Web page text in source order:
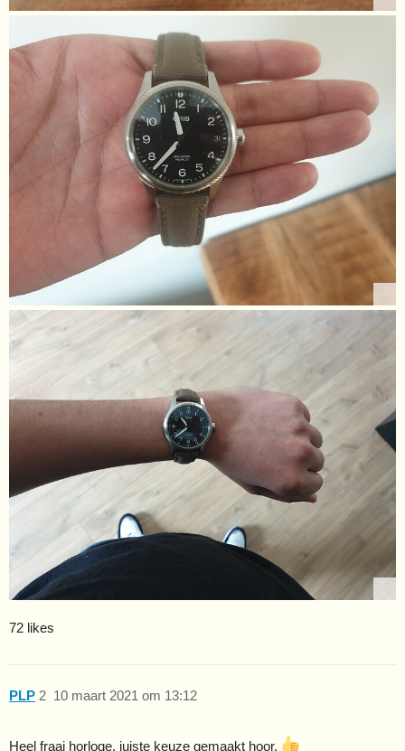
72 likes
PLP 10 maart 2021 om 13:12
2
Heel fraai horloge, juiste keuze gemaakt hoor.